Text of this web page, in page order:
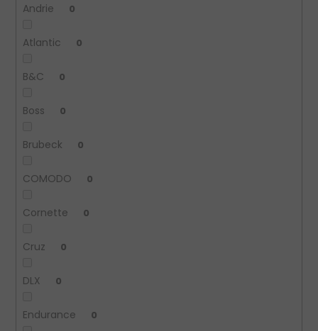
Andrie 0
Atlantic 0
B&C 0
Boss 0
Brubeck 0
COMODO 0
Cornette 0
Cruz 0
DLX 0
Endurance 0